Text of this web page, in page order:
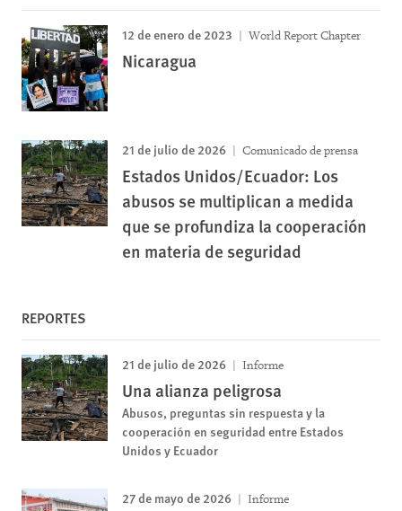
12 de enero de 2023 World Report Chapter
Nicaragua
21 de julio de 2026 Comunicado de prensa
Estados Unidos/Ecuador: Los
abusos se multiplican a medida
que se profundiza la cooperación
en materia de seguridad
REPORTES
21 de julio de 2026 Informe
Una alianza peligrosa
Abusos, preguntas sin respuesta y la
cooperación en seguridad entre Estados
Unidos y Ecuador
27 de mayo de 2026 Informe